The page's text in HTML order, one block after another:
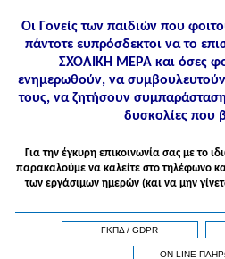
Οι Γονείς των παιδιών που
πάντοτε ευπρόσδεκτοι να το
ΣΧΟΛΙΚΗ ΜΕΡΑ και όσες
ενημερωθούν, να
τους, να ζητήσουν
δυσκολίες που
Για την έγκυρη επικοινωνία σας με το
παρακαλούμε να καλείτε στo τηλέφωνo
των εργάσιμων ημερών (και να μην
ΓΚΠΔ / GDPR
ON LINE